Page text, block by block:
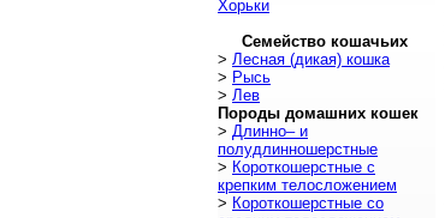
Хорьки
Семейство кошачьих
> Лесная (дикая) кошка
> Рысь
> Лев
Породы домашних кошек
> Длинно– и
полудлинношерстные
> Короткошерстные с
крепким телосложением
> Короткошерстные со